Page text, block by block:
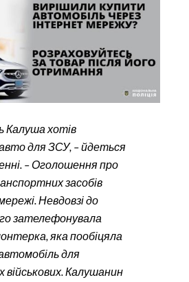
Калуша хотів
для ЗСУ, – йдеться
– Оголошення про
засобів
Невдовзі до
зателефонувала
яка пообіцяла
для
військових. Калушанин